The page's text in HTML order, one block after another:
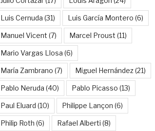
Luis Cernuda (31) Luis García Montero (6)
Manuel Vicent (7) Marcel Proust (11)
Mario Vargas Llosa (6)
María Zambrano (7) Miguel Hernández(21)
Pablo Neruda (40) Pablo Picasso (13)
Paul Eluard (10) Philippe Lançon (6)
Philip Roth (6) Rafael Alberti (8)